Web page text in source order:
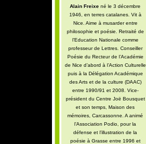
Alain Freixe né le 3 décembre
1946, en terres catalanes. Vit à
Nice. Aime à musarder entre
philosophie et poésie. Retraité de
l’Education Nationale comme
professeur de Lettres. Conseiller
Poésie du Recteur de l’Académie
de Nice d’abord à l’Action Culturelle
puis à la Délégation Académique
des Arts et de la culture (DAAC)
entre 1990/91 et 2008. Vice-
président du Centre Joë Bousquet
et son temps, Maison des
mémoires, Carcassonne. A animé
l’Association Podio, pour la
défense et l’illustration de la
poésie à Grasse entre 1996 et